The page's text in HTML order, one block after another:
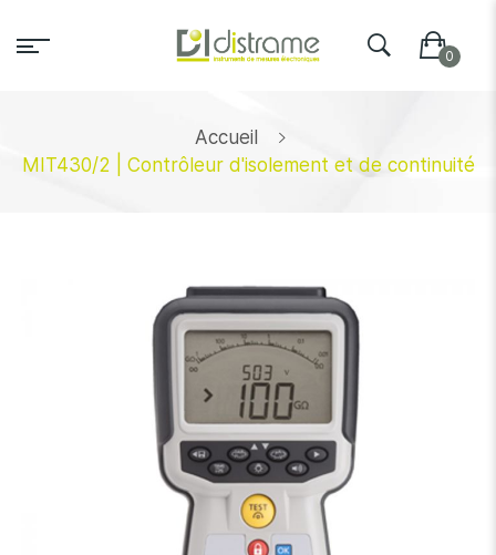
Accueil
MIT430/2 | Contrôleur d'isolement et de continuité